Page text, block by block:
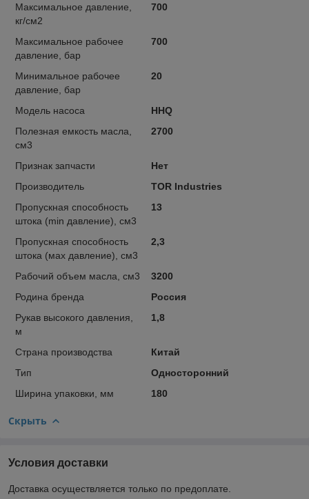
Максимальное давление,
кг/см2
700
Максимальное рабочее
давление, бар
700
Минимальное рабочее
давление, бар
20
Модель насоса
HHQ
Полезная емкость масла,
см3
2700
Признак запчасти
Нет
Производитель
TOR Industries
Пропускная способность
штока (min давление), см3
13
Пропускная способность
штока (мах давление), см3
2,3
Рабочий объем масла, см3
3200
Родина бренда
Россия
Рукав высокого давления,
м
1,8
Страна производства
Китай
Тип
Односторонний
Ширина упаковки, мм
180
Скрыть
Условия доставки
Доставка осуществляется только по предоплате.